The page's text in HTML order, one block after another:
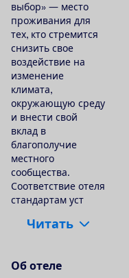
выбор» — место
проживания для
тех, кто стремится
снизить свое
воздействие на
изменение
климата,
окружающую среду
и внести свой
вклад в
благополучие
местного
сообщества.
Соответствие отеля
стандартам уст
Читать
Об отеле